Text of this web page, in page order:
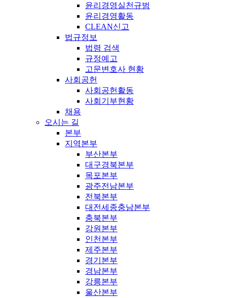
윤리경영실천규범
윤리경영활동
CLEAN신고
법규정보
법령 검색
규정예고
고문변호사 현황
사회공헌
사회공헌활동
사회기부현황
채용
오시는 길
본부
지역본부
부산본부
대구경북본부
목포본부
광주전남본부
전북본부
대전세종충남본부
충북본부
강원본부
인천본부
제주본부
경기본부
경남본부
강릉본부
울산본부